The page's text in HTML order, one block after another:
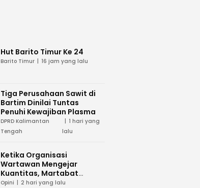
Hut Barito Timur Ke 24
Barito Timur 16 jam yang lalu
Tiga Perusahaan Sawit di
Bartim Dinilai Tuntas
Penuhi Kewajiban Plasma
DPRD Kalimantan
Tengah
1 hari yang
lalu
Ketika Organisasi
Wartawan Mengejar
Kuantitas, Martabat
Profesi Menjadi Taruhan
Opini 2 hari yang lalu